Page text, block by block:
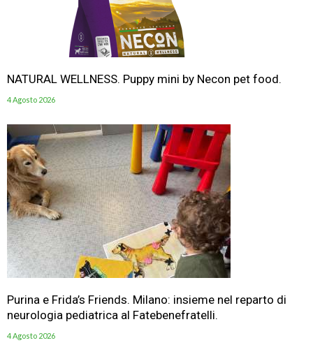
NATURAL WELLNESS. Puppy mini by Necon pet food.
4 Agosto 2026
Purina e Frida’s Friends. Milano: insieme nel reparto di
neurologia pediatrica al Fatebenefratelli.
4 Agosto 2026